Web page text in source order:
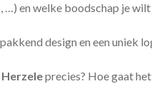
…) en welke boodschap je
design en een uniek
precies? Hoe gaat